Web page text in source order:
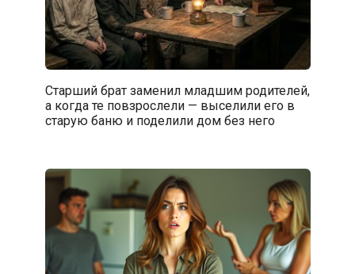
Старший брат заменил младшим родителей,
а когда те повзрослели — выселили его в
старую баню и поделили дом без него